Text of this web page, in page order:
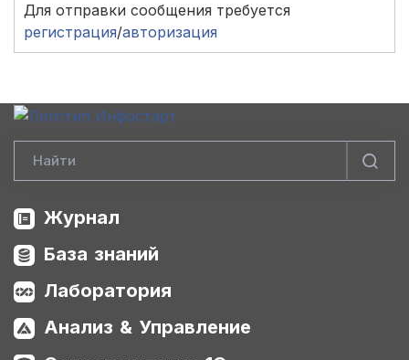
Для отправки сообщения требуется
регистрация/авторизация
Журнал
База знаний
Лаборатория
Анализ & Управление